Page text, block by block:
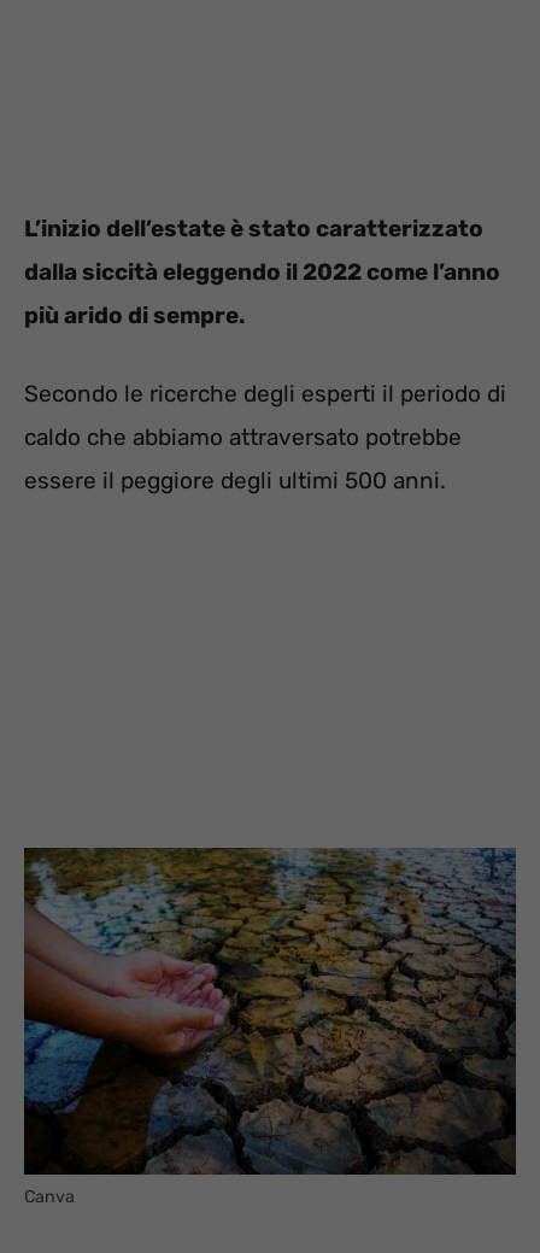
L’inizio dell’estate è stato caratterizzato
dalla siccità eleggendo il 2022 come l’anno
più arido di sempre.
Secondo le ricerche degli esperti il periodo di
caldo che abbiamo attraversato potrebbe
essere il peggiore degli ultimi 500 anni.
Canva